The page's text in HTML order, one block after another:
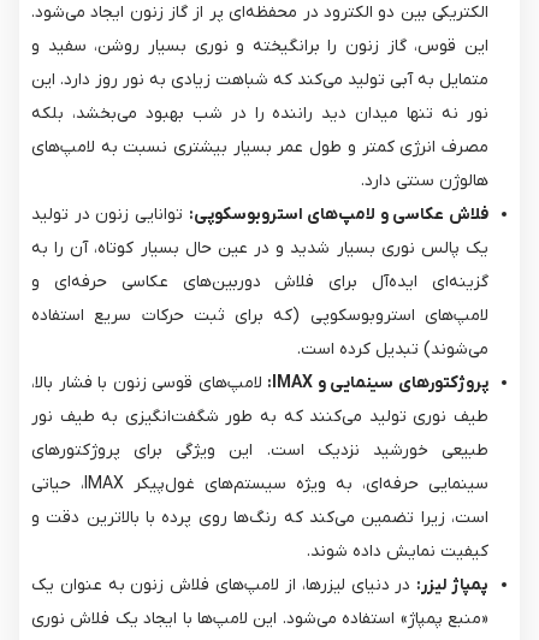
الکتریکی بین دو الکترود در محفظه‌ای پر از گاز زنون ایجاد می‌شود.
این قوس، گاز زنون را برانگیخته و نوری بسیار روشن، سفید و
متمایل به آبی تولید می‌کند که شباهت زیادی به نور روز دارد. این
نور نه تنها میدان دید راننده را در شب بهبود می‌بخشد، بلکه
مصرف انرژی کمتر و طول عمر بسیار بیشتری نسبت به لامپ‌های
هالوژن سنتی دارد.
فلاش عکاسی و لامپ‌های استروبوسکوپی: توانایی زنون در تولید
یک پالس نوری بسیار شدید و در عین حال بسیار کوتاه، آن را به
گزینه‌ای ایده‌آل برای فلاش دوربین‌های عکاسی حرفه‌ای و
لامپ‌های استروبوسکوپی (که برای ثبت حرکات سریع استفاده
می‌شوند) تبدیل کرده است.
پروژکتورهای سینمایی و IMAX:
لامپ‌های قوسی زنون با فشار بالا،
طیف نوری تولید می‌کنند که به طور شگفت‌انگیزی به طیف نور
طبیعی خورشید نزدیک است. این ویژگی برای پروژکتورهای
سینمایی حرفه‌ای، به ویژه سیستم‌های غول‌پیکر IMAX، حیاتی
است، زیرا تضمین می‌کند که رنگ‌ها روی پرده با بالاترین دقت و
کیفیت نمایش داده شوند.
پمپاژ لیزر: در دنیای لیزرها، از لامپ‌های فلاش زنون به عنوان یک
«منبع پمپاژ» استفاده می‌شود. این لامپ‌ها با ایجاد یک فلاش نوری